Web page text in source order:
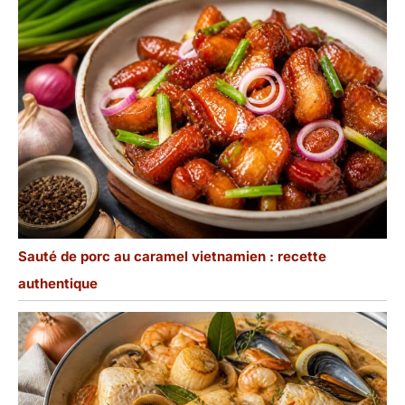
Sauté de porc au caramel vietnamien : recette
authentique